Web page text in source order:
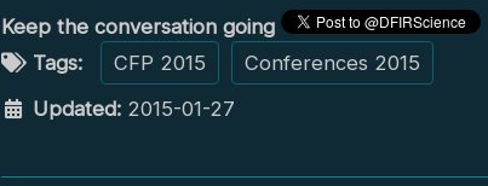
Keep the conversation going
Tags:
CFP 2015
Conferences 2015
Updated: 2015-01-27